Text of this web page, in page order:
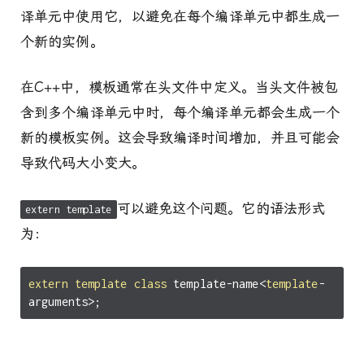
译单元中使用它，以避免在每个编译单元中都生成一
个新的实例。
在C++中，模板通常在头文件中定义。当头文件被包
含到多个编译单元中时，每个编译单元都会生成一个
新的模板实例。这会导致编译时间增加，并且可能会
导致代码大小变大。
extern template 可以避免这个问题。它的语法形式
为：
extern template class template-name<template-
arguments>;